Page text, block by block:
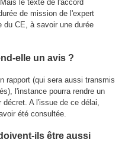
le texte de l'accord
de mission de l'expert
du CE, à savoir une durée
elle un avis ?
rapport (qui sera aussi transmis
l'instance pourra rendre un
A l'issue de ce délai,
été consultée.
ils être aussi